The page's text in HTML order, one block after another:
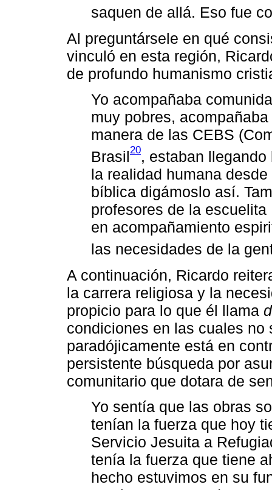
saquen de allá. Eso fue
Al preguntársele en qué
vinculó en esta región,
de profundo humanismo
Yo acompañaba
muy pobres,
manera de las CEBS
Brasil20, estaban
la realidad humana
bíblica digámoslo así.
profesores de la
en acompañamiento
las necesidades de la
A continuación, Ricardo
la carrera religiosa y la
propicio para lo que él llama
condiciones en las cuales
paradójicamente está en
persistente búsqueda por
comunitario que dotara de
Yo sentía que las obras
tenían la fuerza que hoy
Servicio Jesuita a
tenía la fuerza que tiene
hecho estuvimos en su